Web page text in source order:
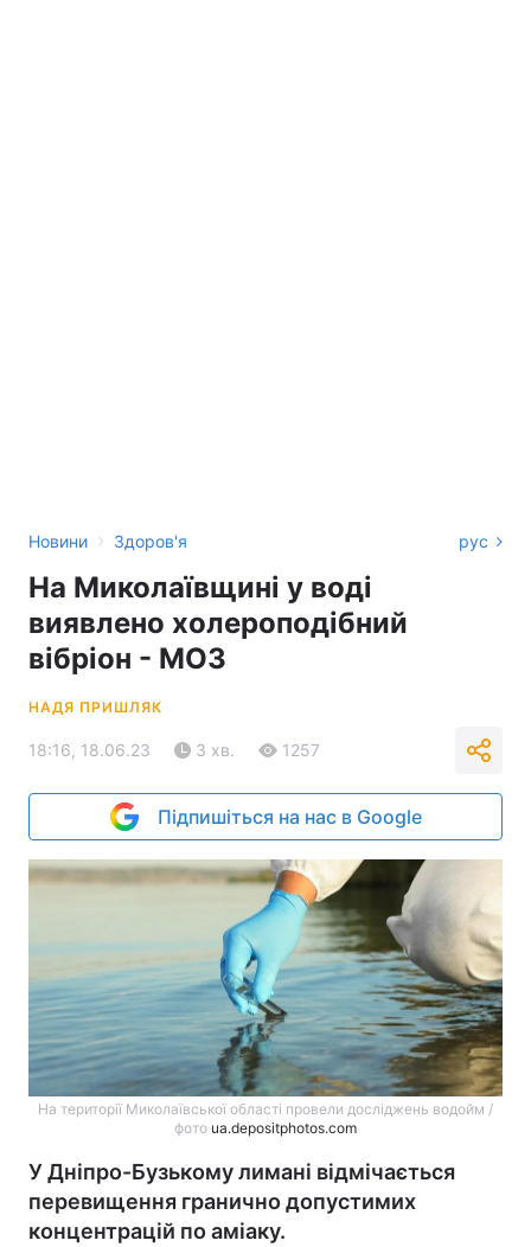
Новини › Здоров'я рус
На Миколаївщині у воді
виявлено холероподібний
вібріон - МОЗ
НАДЯ ПРИШЛЯК
18:16, 18.06.23 3 хв. 1257
Підпишіться на нас в Google
На території Миколаївської області провели досліджень водойм /
фото ua.depositphotos.com
У Дніпро-Бузькому лимані відмічається
перевищення гранично допустимих
концентрацій по аміаку.